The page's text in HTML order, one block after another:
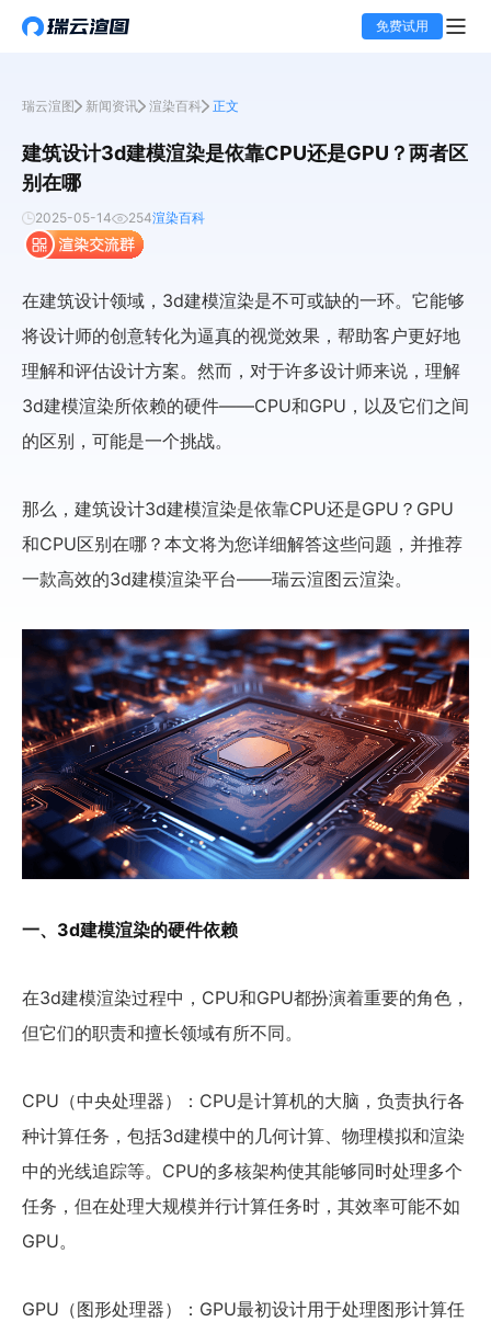
免费试用
瑞云渲图 新闻资讯 渲染百科 正文
建筑设计3d建模渲染是依靠CPU还是GPU？两者区
别在哪
2025-05-14 254渲染百科
在建筑设计领域，3d建模渲染是不可或缺的一环。它能够
将设计师的创意转化为逼真的视觉效果，帮助客户更好地
理解和评估设计方案。然而，对于许多设计师来说，理解
3d建模渲染所依赖的硬件——CPU和GPU，以及它们之间
的区别，可能是一个挑战。
那么，建筑设计3d建模渲染是依靠CPU还是GPU？GPU
和CPU区别在哪？本文将为您详细解答这些问题，并推荐
一款高效的3d建模渲染平台——瑞云渲图云渲染。
一、3d建模渲染的硬件依赖
在3d建模渲染过程中，CPU和GPU都扮演着重要的角色，
但它们的职责和擅长领域有所不同。
CPU（中央处理器）：CPU是计算机的大脑，负责执行各
种计算任务，包括3d建模中的几何计算、物理模拟和渲染
中的光线追踪等。CPU的多核架构使其能够同时处理多个
任务，但在处理大规模并行计算任务时，其效率可能不如
GPU。
GPU（图形处理器）：GPU最初设计用于处理图形计算任